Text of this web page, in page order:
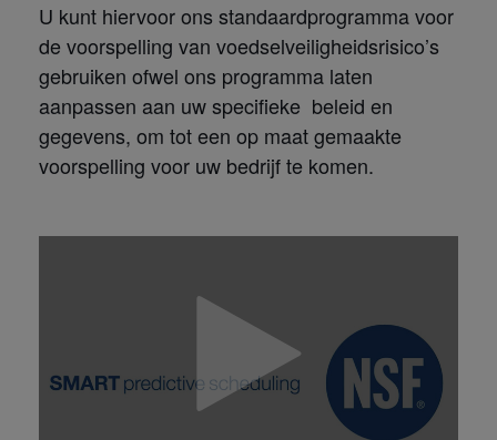
U kunt hiervoor ons standaardprogramma voor
de voorspelling van voedselveiligheidsrisico’s
gebruiken ofwel ons programma laten
aanpassen aan uw specifieke beleid en
gegevens, om tot een op maat gemaakte
voorspelling voor uw bedrijf te komen.